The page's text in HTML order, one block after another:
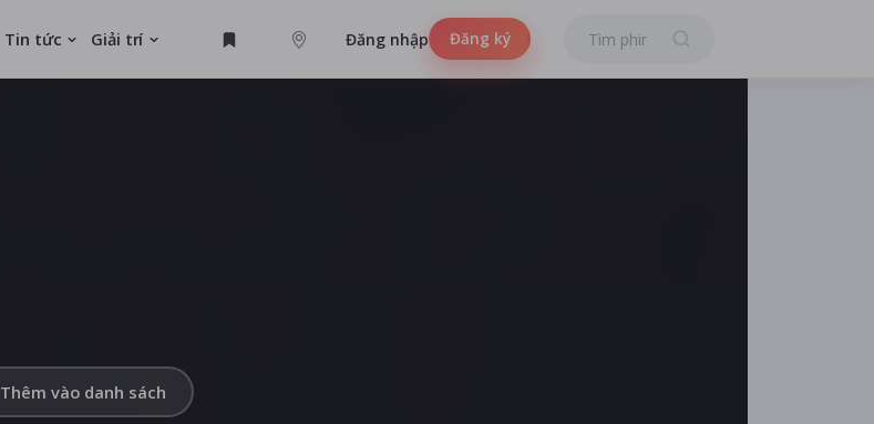
Tin tức Giải trí Đăng nhập Đăng ký
Thêm vào danh sách